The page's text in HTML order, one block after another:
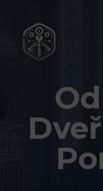
obsah